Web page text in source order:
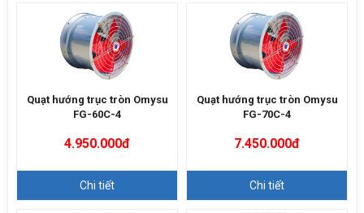
Quạt hướng trục tròn Omysu
FG-60C-4
4.950.000đ
Chi tiết
Quạt hướng trục tròn Omysu
FG-70C-4
7.450.000đ
Chi tiết